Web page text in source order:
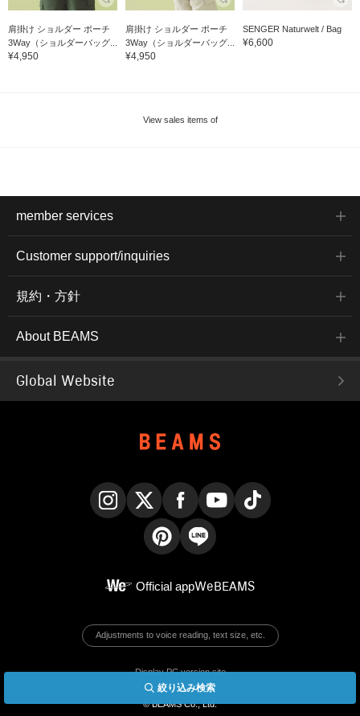
絞り込み検索
肩掛け ショルダー ポーチ
3Way（ショルダーバッグ...
¥4,950
肩掛け ショルダー ポーチ
3Way（ショルダーバッグ...
¥4,950
SENGER Naturwelt / Bag
¥6,600
View sales items of
member services
Customer support/inquiries
規約・方針
About BEAMS
Global Website
Official appWeBEAMS
Adjustments to voice reading, text size, etc.
Display PC version site
© BEAMS Co., Ltd.
English